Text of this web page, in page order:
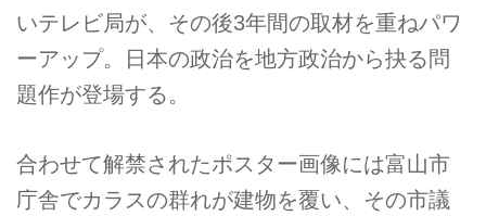
いテレビ局が、その後3年間の取材を重ねパワ
ーアップ。日本の政治を地方政治から抉る問
題作が登場する。
合わせて解禁されたポスター画像には富山市
庁舎でカラスの群れが建物を覆い、その市議